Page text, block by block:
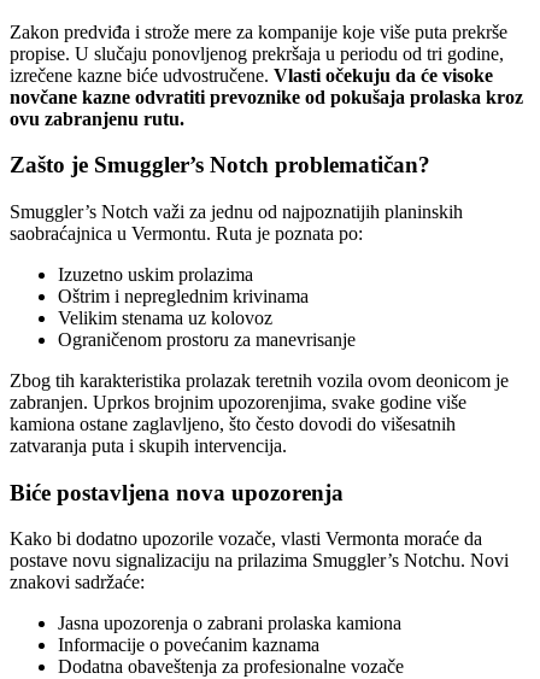
Zakon predviđa i strože mere za kompanije koje više puta prekrše
propise. U slučaju ponovljenog prekršaja u periodu od tri godine,
izrečene kazne biće udvostručene. Vlasti očekuju da će visoke
novčane kazne odvratiti prevoznike od pokušaja prolaska kroz
ovu zabranjenu rutu.
Zašto je Smuggler’s Notch problematičan?
Smuggler’s Notch važi za jednu od najpoznatijih planinskih
saobraćajnica u Vermontu. Ruta je poznata po:
Izuzetno uskim prolazima
Oštrim i nepreglednim krivinama
Velikim stenama uz kolovoz
Ograničenom prostoru za manevrisanje
Zbog tih karakteristika prolazak teretnih vozila ovom deonicom je
zabranjen. Uprkos brojnim upozorenjima, svake godine više
kamiona ostane zaglavljeno, što često dovodi do višesatnih
zatvaranja puta i skupih intervencija.
Biće postavljena nova upozorenja
Kako bi dodatno upozorile vozače, vlasti Vermonta moraće da
postave novu signalizaciju na prilazima Smuggler’s Notchu. Novi
znakovi sadržaće:
Jasna upozorenja o zabrani prolaska kamiona
Informacije o povećanim kaznama
Dodatna obaveštenja za profesionalne vozače